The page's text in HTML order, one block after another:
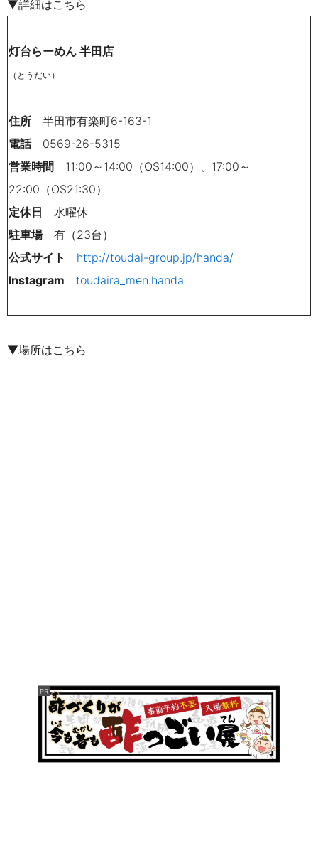
▼詳細はこちら
灯台らーめん 半田店
（とうだい）
住所 半田市有楽町6-163-1
電話0569-26-5315
営業時間 11:00～14:00（OS14:00）、17:00～
22:00（OS21:30）
定休日 水曜休
駐車場有（23台）
公式サイト
http://toudai-group.jp/handa/
Instagram
toudaira_men.handa
▼場所はこちら